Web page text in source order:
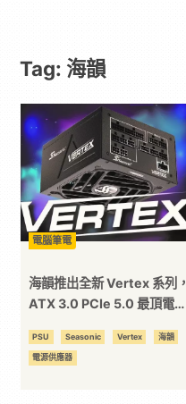
動
漫
二
次
元
｜
Tag: 海韻
電腦筆電
海韻推出全新 Vertex 系列，
ATX 3.0 PCIe 5.0 最頂電
PSU Seasonic Vertex 海韻
電源供應器